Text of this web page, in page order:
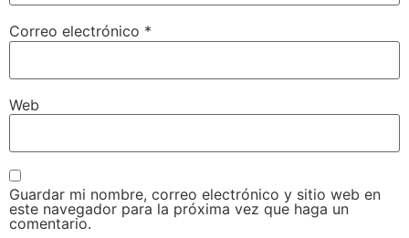
Correo electrónico *
Web
Guardar mi nombre, correo electrónico y sitio web en
este navegador para la próxima vez que haga un
comentario.